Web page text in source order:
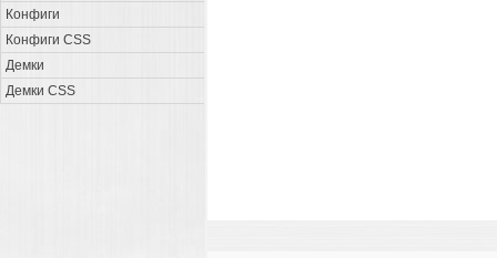
Конфиги
Конфиги CSS
Демки
Демки CSS